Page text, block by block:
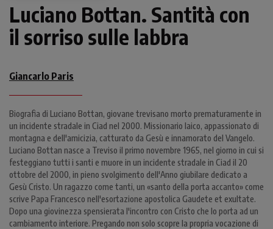
Luciano Bottan. Santità con
il sorriso sulle labbra
Giancarlo Paris
Biografia di Luciano Bottan, giovane trevisano morto prematuramente in
un incidente stradale in Ciad nel 2000. Missionario laico, appassionato di
montagna e dell'amicizia, catturato da Gesù e innamorato del Vangelo.
Luciano Bottan nasce a Treviso il primo novembre 1965, nel giorno in cui si
festeggiano tutti i santi e muore in un incidente stradale in Ciad il 20
ottobre del 2000, in pieno svolgimento dell'Anno giubilare dedicato a
Gesù Cristo. Un ragazzo come tanti, un «santo della porta accanto» come
scrive Papa Francesco nell'esortazione apostolica Gaudete et exultate.
Dopo una giovinezza spensierata l'incontro con Cristo che lo porta ad un
cambiamento interiore. Pregando non solo scopre la propria vocazione di